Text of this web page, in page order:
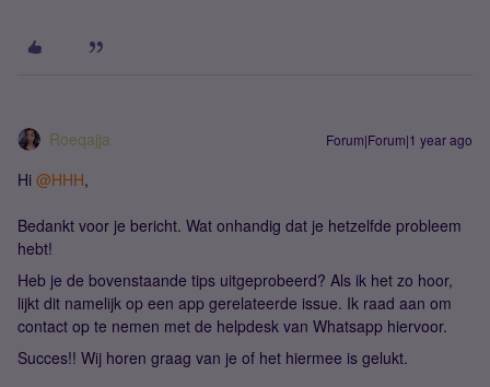
Roeqajja Forum|Forum|1 year ago
Hi ​ @HHH,
Bedankt voor je bericht. Wat onhandig dat je hetzelfde probleem
hebt!
Heb je de bovenstaande tips uitgeprobeerd? Als ik het zo hoor,
lijkt dit namelijk op een app gerelateerde issue. Ik raad aan om
contact op te nemen met de helpdesk van Whatsapp hiervoor.
Succes!! Wij horen graag van je of het hiermee is gelukt.